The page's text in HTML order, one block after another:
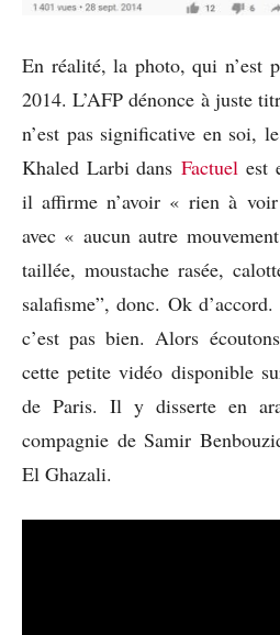
En réalité, la photo, qui n’est
2014. L’AFP dénonce à juste
n’est pas significative en soi,
Khaled Larbi dans Factuelest
il affirme n’avoir « rien à
avec « aucun autre
taillée, moustache rasée,
salafisme”, donc. Ok
c’est pas bien. Alors
cette petite vidéo disponible
de Paris. Il y disserte en
compagnie de Samir
El Ghazali.